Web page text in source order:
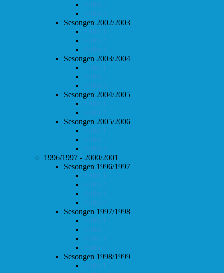
Follo 2
Follo 3
Sesongen 2002/2003
Follo 1
Follo 2
Follo 3
Sesongen 2003/2004
Follo 1
Follo 2
Follo 3
Sesongen 2004/2005
Follo 1
Follo 2
Sesongen 2005/2006
Follo 1
Follo 2
Follo 3
1996/1997 - 2000/2001
Sesongen 1996/1997
Follo 1
Follo 2
Follo 3
Follo 4
Sesongen 1997/1998
Follo 1
Follo 2
Follo 3
Follo 4
Sesongen 1998/1999
Follo 1